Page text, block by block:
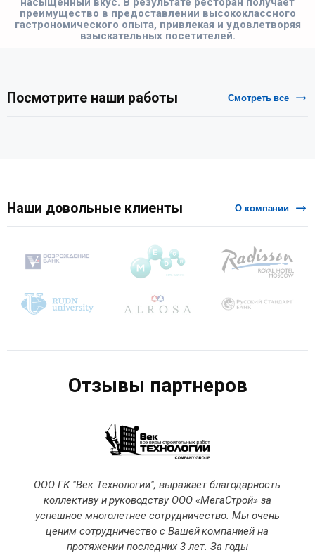
преимущество в предоставлении высококлассного
гастрономического опыта, привлекая и удовлетворяя
взыскательных посетителей.
Посмотрите наши работы Смотреть все
Наши довольные клиенты О компании
Отзывы партнеров
ООО ГК "Век Технологии", выражает благодарность
коллективу и руководству ООО «МегаСтрой» за
успешное многолетнее сотрудничество. Мы очень
ценим сотрудничество с Вашей компанией на
протяжении последних 3 лет. За годы